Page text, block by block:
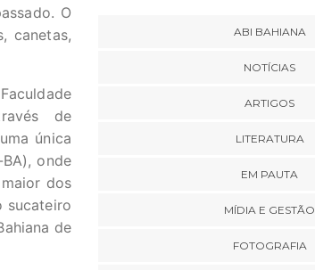
O
canetas,
de
única
onde
dos
sucateiro
de
ABI BAHIANA
NOTÍCIAS
ARTIGOS
LITERATURA
EM PAUTA
MÍDIA E GESTÃO
FOTOGRAFIA